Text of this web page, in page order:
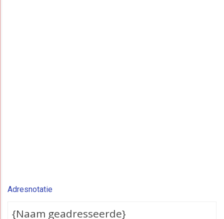
Adresnotatie
{Naam geadresseerde}